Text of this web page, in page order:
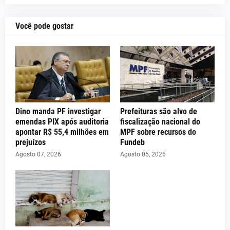
Você pode gostar
Dino manda PF investigar
emendas PIX após auditoria
apontar R$ 55,4 milhões em
prejuízos
Agosto 07, 2026
Prefeituras são alvo de
fiscalização nacional do
MPF sobre recursos do
Fundeb
Agosto 05, 2026